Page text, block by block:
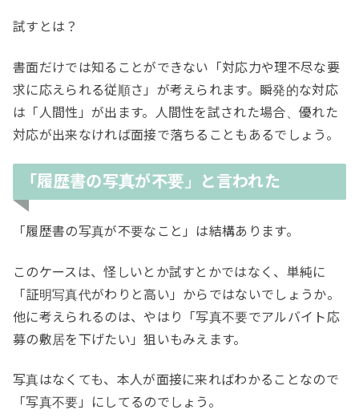
試すとは？
書面だけでは知ることができない「対応力や理不尽な要
求に応えられる従順さ」が考えられます。瞬発的な対応
は「人間性」が出ます。人間性を試された場合、優れた
対応が出来なければ面接で落ちることもあるでしょう。
「履歴書の写真が不要」と言われた
「履歴書の写真が不要なこと」は結構あります。
このケースは、怪しいとか試すとかではなく、単純に
「証明写真代がわりと高い」からではないでしょうか。
他に考えられるのは、やはり「写真不要でアルバイト応
募の敷居を下げたい」狙いもみえます。
写真はなくても、本人が面接に来ればわかることなので
「写真不要」にしてるのでしょう。